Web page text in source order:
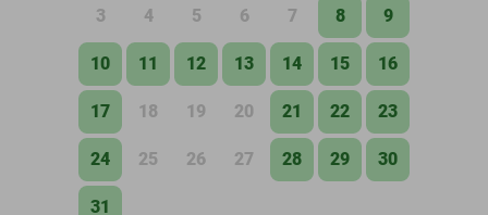
3 4 5 6 7 8 9
10 11 12 13 14 15 16
17 18 19 20 21 22 23
24 25 26 27 28 29 30
31